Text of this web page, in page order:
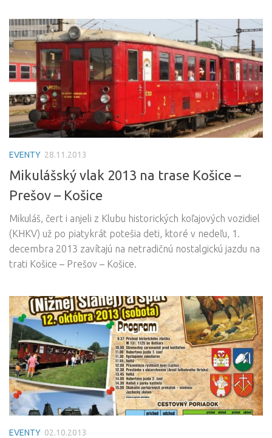
EVENTY 28.11.2013
Mikulášský vlak 2013 na trase Košice –
Prešov – Košice
Mikuláš, čert i anjeli z Klubu historických koľajových vozidiel
(KHKV) už po piatykrát potešia deti, ktoré v nedeľu, 1.
decembra 2013 zavítajú na netradičnú nostalgickú jazdu na
trati Košice – Prešov – Košice.
EVENTY 02.10.2013